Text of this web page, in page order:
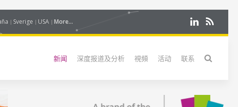
Sverige USA More...
新闻 深度报道及分析 視頻 活动 联系